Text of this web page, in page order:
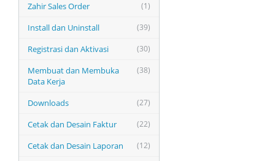
(1)
Zahir Sales Order
(39)
Install dan Uninstall
(30)
Registrasi dan Aktivasi
(38)
Membuat dan Membuka
Data Kerja
(27)
Downloads
(22)
Cetak dan Desain Faktur
(12)
Cetak dan Desain Laporan